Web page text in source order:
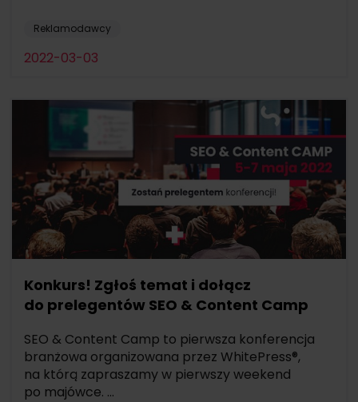
Reklamodawcy
2022-03-03
Konkurs! Zgłoś temat i dołącz
do prelegentów SEO & Content Camp
SEO & Content Camp to pierwsza konferencja
branżowa organizowana przez WhitePress®,
na którą zapraszamy w pierwszy weekend
po majówce. ...